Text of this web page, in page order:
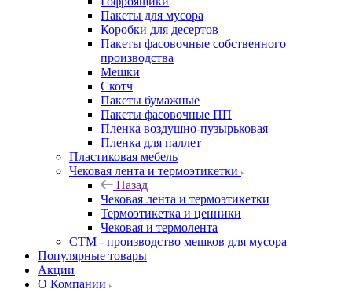
Пакеты для мусора
Коробки для десертов
Пакеты фасовочные собственного
производства
Мешки
Скотч
Пакеты бумажные
Пакеты фасовочные ПП
Пленка воздушно-пузырьковая
Пленка для паллет
Пластиковая мебель
Чековая лента и термоэтикетки
Назад
Чековая лента и термоэтикетки
Термоэтикетка и ценники
Чековая и термолента
СТМ - производство мешков для мусора
Популярные товары
Акции
О Компании